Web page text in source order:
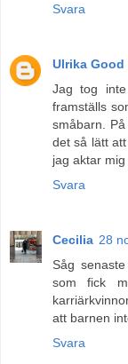
Svara
Ulrika Good
Jag tog
framställs
småbarn.
det så lätt
jag aktar
Svara
Cecilia 28
Såg
som fick
att barnen
Svara